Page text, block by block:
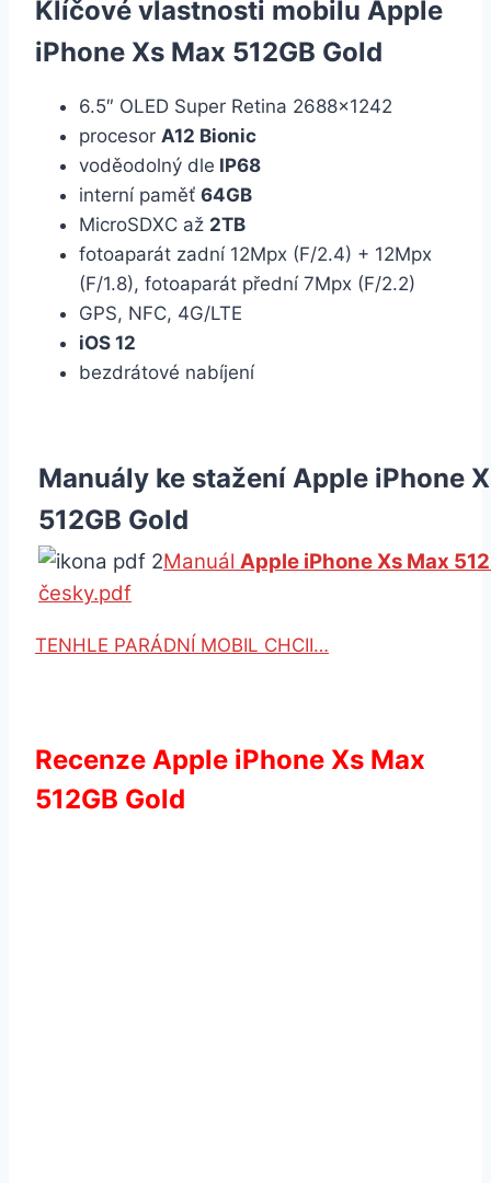
Klíčové vlastnosti mobilu Apple
iPhone Xs Max 512GB Gold
6.5″ OLED Super Retina 2688×1242
procesor A12 Bionic
voděodolný dle IP68
interní paměť 64GB
MicroSDXC až 2TB
fotoaparát zadní 12Mpx (F/2.4) + 12Mpx
(F/1.8), fotoaparát přední 7Mpx (F/2.2)
GPS, NFC, 4G/LTE
iOS 12
bezdrátové nabíjení
Manuály ke stažení Apple iPhone
512GB Gold
Manuál Apple iPhone Xs Max
česky.pdf
TENHLE PARÁDNÍ MOBIL CHCII…
Recenze Apple iPhone Xs Max
512GB Gold